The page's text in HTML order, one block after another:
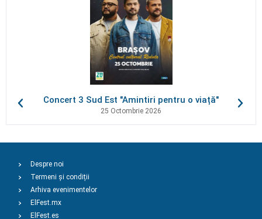
Concert 3 Sud Est "Amintiri pentru o viață"
25 Octombrie 2026
Despre noi
Termeni și condiții
Arhiva evenimentelor
ElFest.mx
ElFest.es